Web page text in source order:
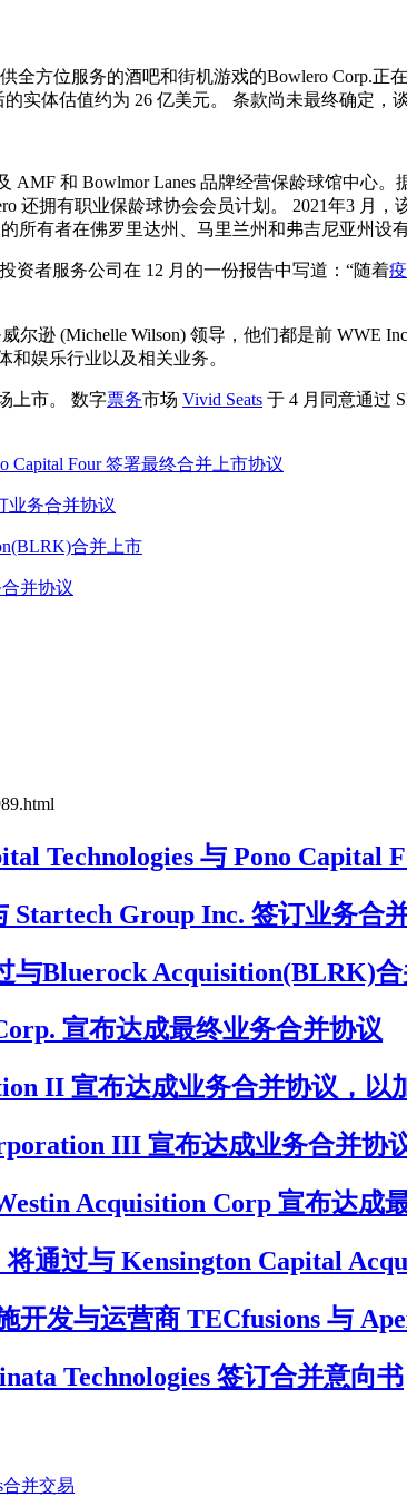
全方位服务的酒吧和街机游戏的Bowlero Corp.正
实体估值约为 26 亿美元。 条款尚未最终确定，
AMF 和 Bowlmor Lanes 品牌经营保龄球馆中心
还拥有职业保龄球协会会员计划。 2021年3 月
所有者在佛罗里达州、马里兰州和弗吉尼亚州设有
资者服务公司在 12 月的一份报告中写道：“随着
尔逊 (Michelle Wilson) 领导，他们都是前 WWE
和娱乐行业以及相关业务。
上市。 数字票务市场 Vivid Seats 于 4 月同意通过
Capital Four 签署最终合并上市协议
业务合并协议
合并上市
并协议
Technologies 与 Pono Capital
Group Inc. 签订业务合
与Bluerock Acquisition(BLRK)
宣布达成最终业务合并协议
II 宣布达成业务合并协议，以
III 宣布达成业务合并协
Acquisition Corp 宣布达成
通过与 Kensington Capital
发与运营商 TECfusions 与
Technologies 签订合并意向书
合并交易